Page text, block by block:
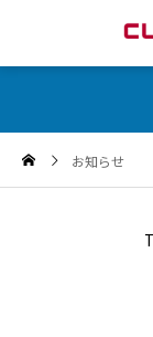
お知らせ